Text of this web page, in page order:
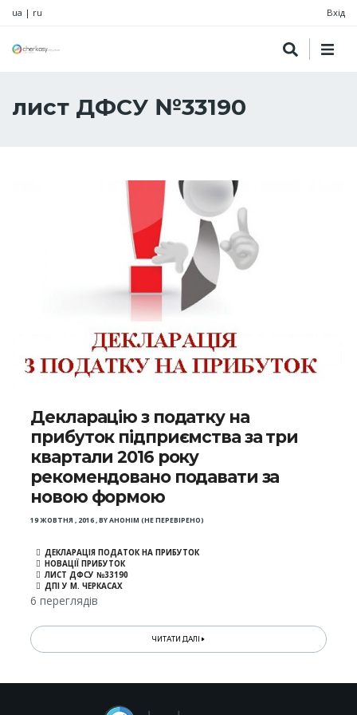
ua | ru Вхід
лист ДФСУ №33190
Декларацію з податку на
прибуток підприємства за три
квартали 2016 року
рекомендовано подавати за
новою формою
19 ЖОВТНЯ , 2016,BYАНОНІМ (НЕ ПЕРЕВІРЕНО)
ДЕКЛАРАЦІЯ ПОДАТОК НА ПРИБУТОК
НОВАЦІЇ ПРИБУТОК
ЛИСТ ДФСУ №33190
ДПІ У М. ЧЕРКАСАХ
6 переглядів
ЧИТАТИ ДАЛІ